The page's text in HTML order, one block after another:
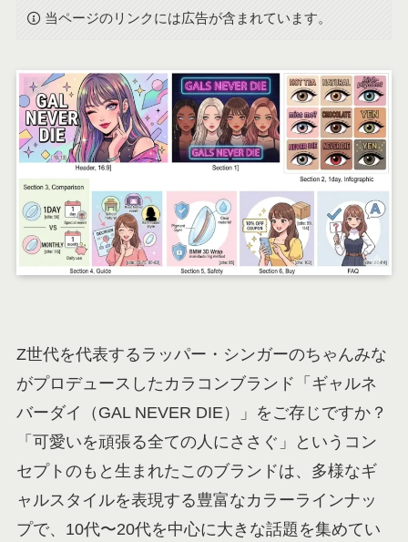
当ページのリンクには広告が含まれています。
Z世代を代表するラッパー・シンガーのちゃんみな
がプロデュースしたカラコンブランド「ギャルネ
バーダイ（GAL NEVER DIE）」をご存じですか？
「可愛いを頑張る全ての人にささぐ」というコン
セプトのもと生まれたこのブランドは、多様なギ
ャルスタイルを表現する豊富なカラーラインナッ
プで、10代〜20代を中心に大きな話題を集めてい